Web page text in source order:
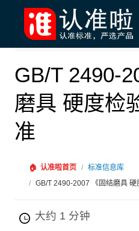
GB/T 2490-
磨具 硬度检
准
🏠 认准啦首页 / 标准信息库
/ GB/T 2490-2007 《固结磨具
大约 1 分钟